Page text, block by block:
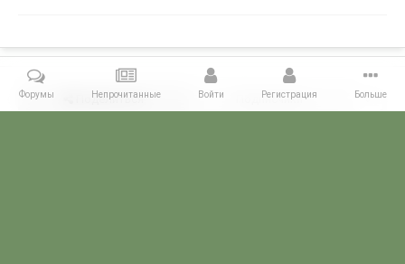
Поделиться Подписчики 0
Форумы Непрочитанные Войти Регистрация Больше